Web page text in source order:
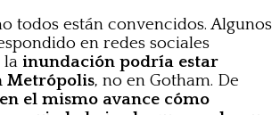
todos están convencidos. Algunos
en redes sociales
la inundación podría estar
Metrópolis, no en Gotham. De
el mismo avance cómo